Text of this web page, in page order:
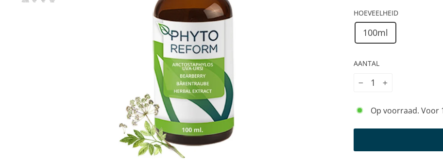
HOEVEELHEID
100ml
AANTAL
+
Op voorraad. Voor